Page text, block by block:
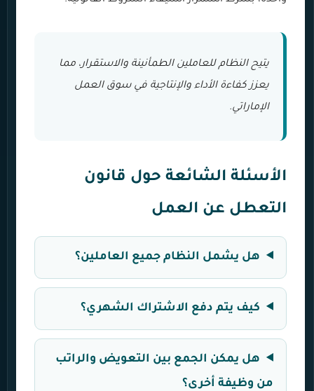
يتيح النظام للعاملين الطمأنينة والاستقرار، مما
يعزز كفاءة الأداء والإنتاجية في سوق العمل
الإماراتي.
الأسئلة الشائعة حول قانون
التعطل عن العمل
هل يشمل النظام جميع العاملين؟
كيف يتم دفع الاشتراك الشهري؟
هل يمكن الجمع بين التعويض والراتب
من وظيفة أخرى؟